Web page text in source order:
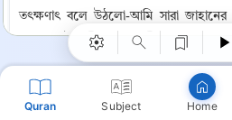
Quran Subject Home
তৎক্ষণাৎ বলে উঠলো-আমি সারা
করলাম। ইবরাহীম (আঃ) স্বীয়
ইয়াকূব (আঃ)ঃ “হে আমার সন্তানগণ!
দ্বীনকে নির্দিষ্ট করেছেন, সুতরাং তোমরা
না।” হযরত ইউসুফ (আঃ) বলেছিলেনঃ